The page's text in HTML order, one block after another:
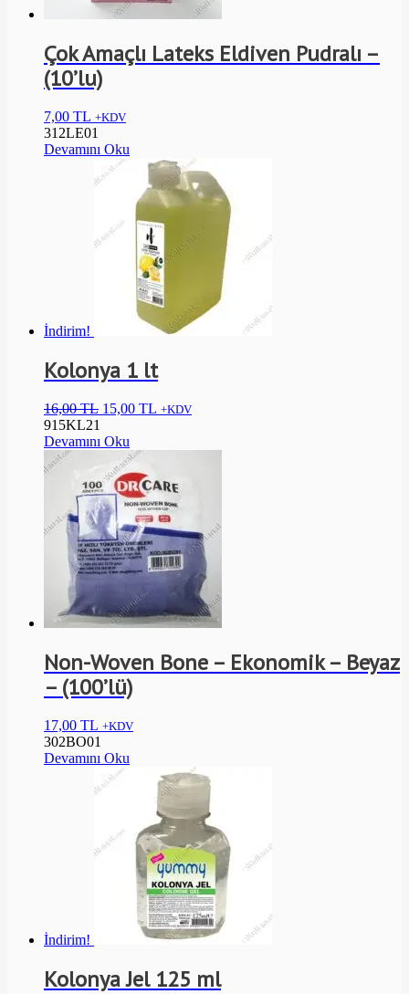
Çok Amaçlı Lateks Eldiven Pudralı –
(10’lu)
7,00 TL +KDV
312LE01
Devamını Oku
İndirim!
Kolonya 1 lt
16,00TL 15,00 TL +KDV
915KL21
Devamını Oku
Non-Woven Bone – Ekonomik – Beyaz
– (100’lü)
17,00 TL +KDV
302BO01
Devamını Oku
İndirim!
Kolonya Jel 125 ml